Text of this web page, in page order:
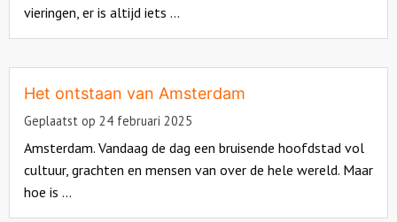
vieringen, er is altijd iets ...
more
about
Het ontstaan van Amsterdam
Geplaatst op 24 februari 2025
Amsterdam. Vandaag de dag een bruisende hoofdstad vol
cultuur, grachten en mensen van over de hele wereld. Maar
hoe is ...